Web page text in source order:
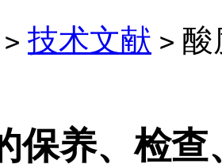
> 技术文献 > 酸
保养、检